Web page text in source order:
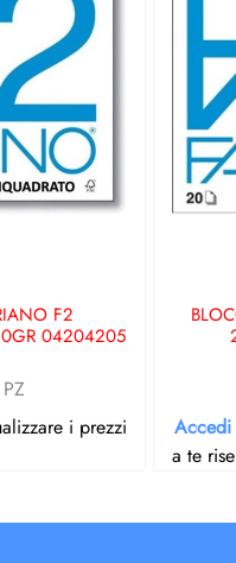
F2
04204205
i prezzi
Accedi
a te